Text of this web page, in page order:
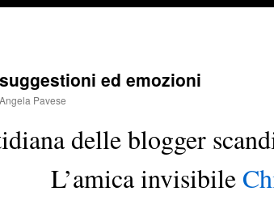
ed emozioni
Angela Pavese
delle blogger
L’amica invisibile